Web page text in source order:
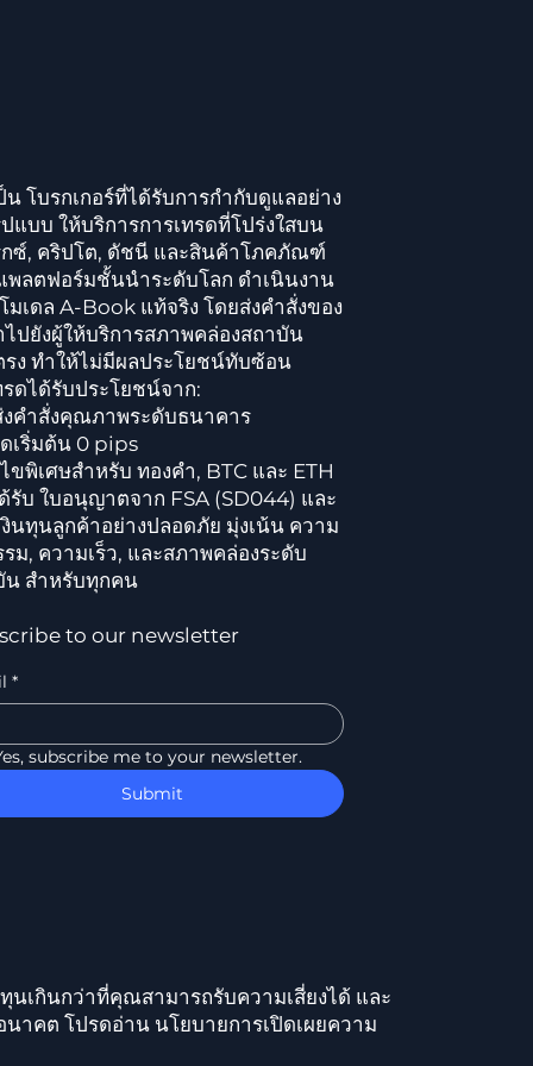
น โบรกเกอร์ที่ได้รับการกำกับดูแลอย่าง
แบบ ให้บริการการเทรดที่โปร่งใสบน
กซ์, คริปโต, ดัชนี และสินค้าโภคภัณฑ์
พลตฟอร์มชั้นนำระดับโลก ดำเนินงาน
มเดล A-Book แท้จริง โดยส่งคำสั่งของ
ไปยังผู้ให้บริการสภาพคล่องสถาบัน
รง ทำให้ไม่มีผลประโยชน์ทับซ้อน
ดได้รับประโยชน์จาก:
งคำสั่งคุณภาพระดับธนาคาร
เริ่มต้น 0 pips
ขพิเศษสำหรับ ทองคำ, BTC และ ETH
รับ ใบอนุญาตจาก FSA (SD044) และ
นทุนลูกค้าอย่างปลอดภัย มุ่งเน้น ความ
ม, ความเร็ว, และสภาพคล่องระดับ
น สำหรับทุกคน
to our newsletter
*
subscribe me to your newsletter.
Submit
นเกินกว่าที่คุณสามารถรับความเสี่ยงได้ และ
าคต โปรดอ่าน นโยบายการเปิดเผยความ